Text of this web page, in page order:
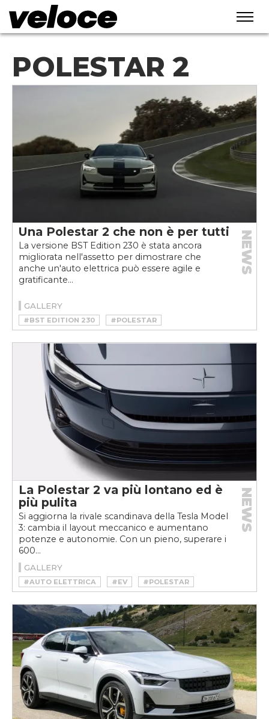
POLESTAR 2
Una Polestar 2 che non è per tutti
La versione BST Edition 230 è stata ancora
migliorata nell'assetto per dimostrare che
anche un'auto elettrica può essere agile e
gratificante...
NEWS
GALLERY
#BST EDITION 230
#POLESTAR
#POLESTAR 2
La Polestar 2 va più lontano ed è
più pulita
Si aggiorna la rivale scandinava della Tesla Model
3: cambia il layout meccanico e aumentano
potenze e autonomie. Con un pieno, superare i
600...
NEWS
GALLERY
#AUTO ELETTRICA #EV
#POLESTAR
#POLESTAR 2
#POLESTAR 2 2023
#POLESTAR 2 RESTYLING
#VELOCEKW